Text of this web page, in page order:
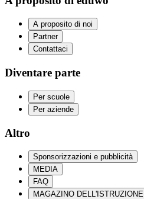
A proposito di noi
Partner
Contattaci
Diventare parte
Per scuole
Per aziende
Altro
Sponsorizzazioni e pubblicità
MEDIA
FAQ
MAGAZINO DELL'ISTRUZIONE